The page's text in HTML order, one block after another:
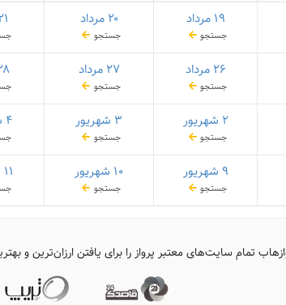
۱۹ مرداد
جستجو
۲۰ مرداد
جستجو
۲۱
۲۶ مرداد
جستجو
۲۷ مرداد
جستجو
۲۸
۲ شهریور
جستجو
۳ شهریور
جستجو
۴ شهریور
۹ شهریور
جستجو
۱۰ شهریور
جستجو
۱۱ شهریور
تمام سایت‌های معتبر پرواز را برای یافتن ارزان‌ترین و